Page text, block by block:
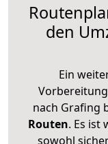
den
Ein
nach Grafing
Routen. Es ist
sowohl